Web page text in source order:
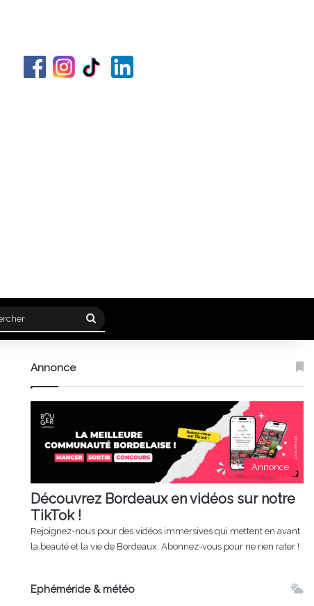
Rechercher
Annonce
Annonce
Découvrez Bordeaux en vidéos sur notre
TikTok !
Rejoignez-nous pour des vidéos immersives qui mettent en avant
la beauté et la vie de Bordeaux. Abonnez-vous pour ne rien rater !
Ephéméride & météo